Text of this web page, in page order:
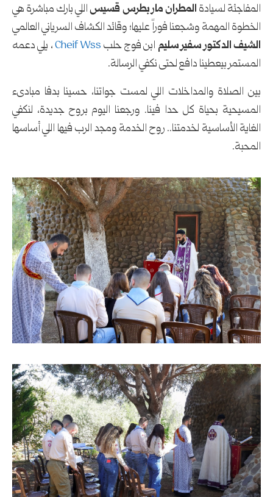
المفاجئة لسيادة المطران مار بطرس قسيساللي بارك مباشرة هي
الخطوة المهمة وشجعنا فوراً عليها؛ وقائد الكشاف السرياني العالمي
الشيف الدكتور سفير سليم ابن فوج حلب Cheif Wss، يلي دعمه
المستمر بيعطينا دافع لحتى نكفي الرسالة.
بين الصلاة والمداخلات اللي لمست جواتنا، حسينا بدفا مبادىء
المسيحية بحياة كل حدا فينا. ورجعنا اليوم بروح جديدة، لنكفي
الغاية الأساسية لخدمتنا.. روح الخدمة ومجد الرب فيها اللي أساسها
المحبة.